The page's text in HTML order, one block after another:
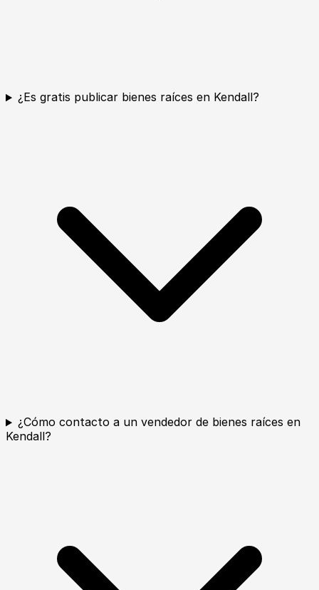
¿Es gratis publicar bienes raíces en Kendall?
¿Cómo contacto a un vendedor de bienes raíces en
Kendall?